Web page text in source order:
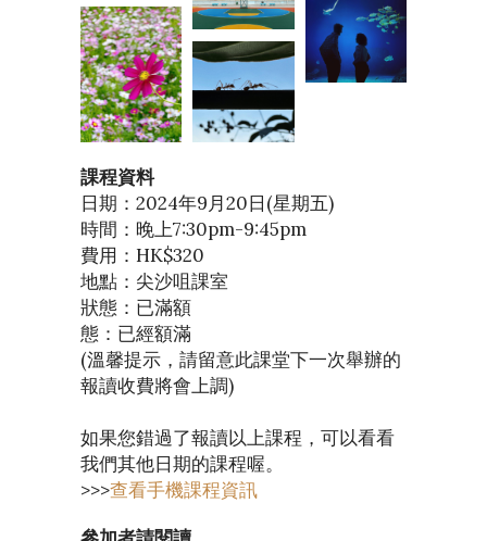
課程資料
日期：2024年9月20日(星期五)
時間：晚上7:30pm-9:45pm
費用：HK$320
地點：尖沙咀課室
狀態：已滿額
態：已經額滿
(溫馨提示，請留意此課堂下一次舉辦的
報讀收費將會上調)
如果您錯過了報讀以上課程，可以看看
我們其他日期的課程喔。
>>>查看手機課程資訊